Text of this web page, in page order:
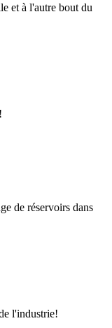
et à l'autre bout du
de réservoirs dans
l'industrie!